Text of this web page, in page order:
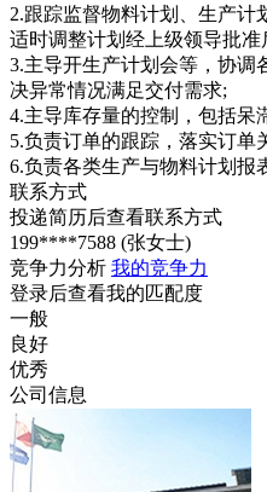
2.跟踪监督物料计划、生产计
适时调整计划经上级领导批准
3.主导开生产计划会等，协调
决异常情况满足交付需求;
4.主导库存量的控制，包括呆
5.负责订单的跟踪，落实订单
6.负责各类生产与物料计划报
联系方式
投递简历后查看联系方式
199****7588 (张女士)
竞争力分析 我的竞争力
登录后查看我的匹配度
一般
良好
优秀
公司信息